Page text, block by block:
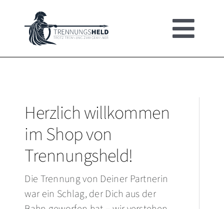
content
HOME
UMFRAGE
ERSTE HILFE
BROSCHÜRE
Herzlich willkommen
im Shop von
Trennungsheld!
Die Trennung von Deiner Partnerin
war ein Schlag, der Dich aus der